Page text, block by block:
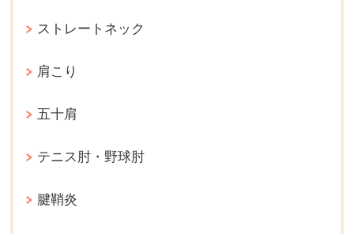
ストレートネック
肩こり
五十肩
テニス肘・野球肘
腱鞘炎